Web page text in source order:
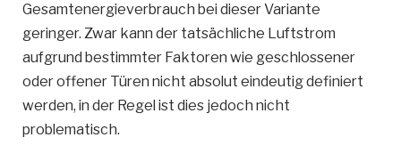
Gesamtenergieverbrauch bei dieser Variante
geringer. Zwar kann der tatsächliche Luftstrom
aufgrund bestimmter Faktoren wie geschlossener
oder offener Türen nicht absolut eindeutig definiert
werden, in der Regel ist dies jedoch nicht
problematisch.